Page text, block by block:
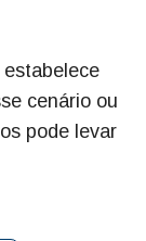
cenário ou
pode levar